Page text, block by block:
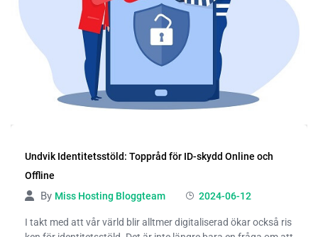
Undvik Identitetsstöld: Toppråd för ID-skydd Online och
Offline
By Miss Hosting Bloggteam 2024-06-12
I takt med att vår värld blir alltmer digitaliserad ökar också ris